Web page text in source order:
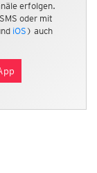
erfolgen.
oder mit
iOS ) auch